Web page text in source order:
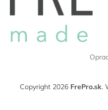
Copyright 2026 FrePro.sk.